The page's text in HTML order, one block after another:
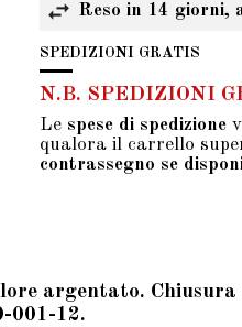
Reso in 14 giorni,
SPEDIZIONI GRATIS
N.B. SPEDIZIONI
Le spese di spedizione
qualora il carrello
contrassegno se
argentato.
001-12.